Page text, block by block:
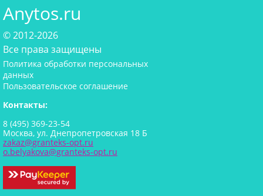
Anytos.ru
© 2012-2026
Все права защищены
Политика обработки персональных
данных
Пользовательское соглашение
Контакты:
8 (495) 369-23-54
Москва, ул. Днепропетровская 18 Б
zakaz@granteks-opt.ru
o.belyakova@granteks-opt.ru